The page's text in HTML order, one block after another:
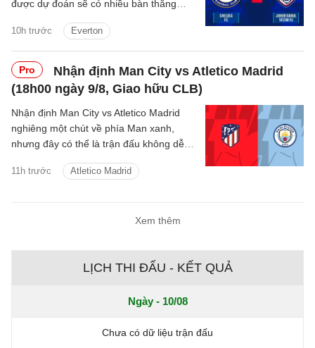
10h trước Everton
được dự đoán sẽ có nhiều bàn thắng
Pro
Nhận định Man City vs Atletico Madrid
(18h00 ngày 9/8, Giao hữu CLB)
11h trước Atletico Madrid
Nhận định Man City vs Atletico Madrid
nghiêng một chút về phía Man xanh,
nhưng đây có thể là trận đấu không dễ
Xem thêm
LỊCH THI ĐẤU - KẾT QUẢ
Ngày - 10/08
Chưa có dữ liệu trận đấu